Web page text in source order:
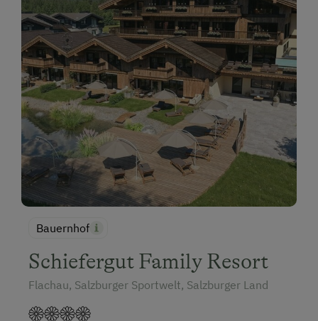
Bauernhof
Schiefergut Family Resort
Flachau, Salzburger Sportwelt, Salzburger Land